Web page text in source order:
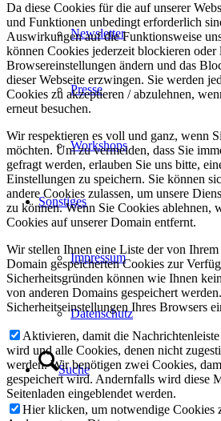
Newsletter
Presse
Workshops
Sonstiges
Impressum
Datenschutz
Suche
Da diese Cookies für die auf unserer
und Funktionen unbedingt erforderlich
Auswirkungen auf die Funktionsweise
können Cookies jederzeit blockieren oder
Browsereinstellungen ändern und das
dieser Webseite erzwingen. Sie werden
Cookies zu akzeptieren / abzulehnen,
erneut besuchen.
Wir respektieren es voll und ganz, wenn
möchten. Um zu vermeiden, dass Sie
gefragt werden, erlauben Sie uns bitte,
Einstellungen zu speichern. Sie können
andere Cookies zulassen, um unsere
zu können. Wenn Sie Cookies ablehnen,
Cookies auf unserer Domain entfernt.
Wir stellen Ihnen eine Liste der von
Domain gespeicherten Cookies zur
Sicherheitsgründen können wie Ihnen
von anderen Domains gespeichert
Sicherheitseinstellungen Ihres Browsers
Aktivieren, damit die
wird und alle Cookies, denen nicht
werden. Wir benötigen zwei Cookies,
gespeichert wird. Andernfalls wird diese
Seitenladen eingeblendet werden.
Hier klicken, um notwendige Cookies